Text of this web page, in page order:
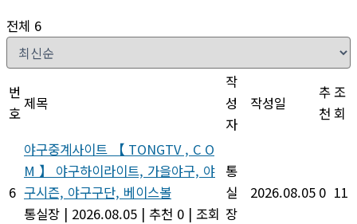
전체 6
번
호
제목
작
성
자
작성일
추
천
조
회
6
야구중계사이트 【 TONGTV , C O
M 】 야구하이라이트, 가을야구, 야
구시즌, 야구구단, 베이스볼
통실장 | 2026.08.05 | 추천 0 | 조회
통
실
장
2026.08.05 0 11